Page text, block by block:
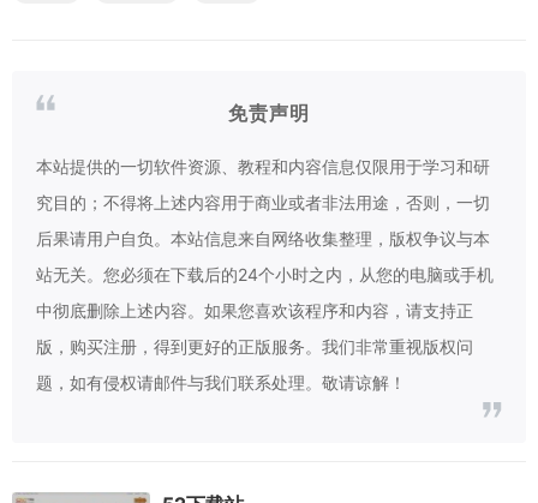
免责声明
本站提供的一切软件资源、教程和内容信息仅限用于学习和研
究目的；不得将上述内容用于商业或者非法用途，否则，一切
后果请用户自负。本站信息来自网络收集整理，版权争议与本
站无关。您必须在下载后的24个小时之内，从您的电脑或手机
中彻底删除上述内容。如果您喜欢该程序和内容，请支持正
版，购买注册，得到更好的正版服务。我们非常重视版权问
题，如有侵权请邮件与我们联系处理。敬请谅解！